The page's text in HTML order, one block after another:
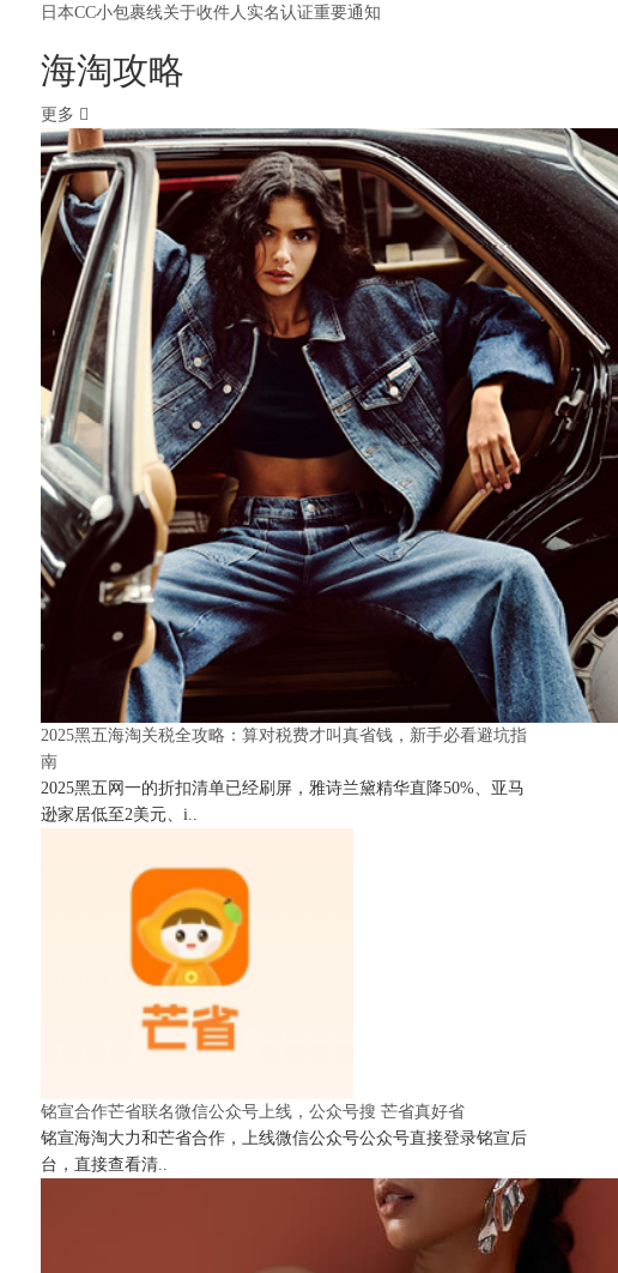
日本CC小包裹线关于收件人实名认证重要通知
海淘攻略
更多
2025黑五海淘关税全攻略：算对税费才叫真省钱，新手必看避坑指
南
2025黑五网一的折扣清单已经刷屏，雅诗兰黛精华直降50%、亚马
逊家居低至2美元、i..
铭宣合作芒省联名微信公众号上线，公众号搜 芒省真好省
铭宣海淘大力和芒省合作，上线微信公众号公众号直接登录铭宣后
台，直接查看清..